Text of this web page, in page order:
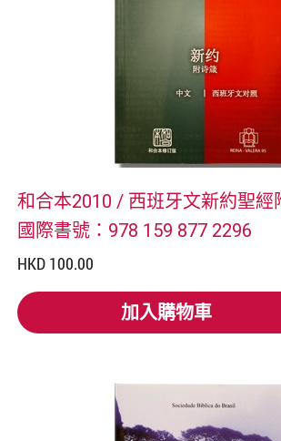
和合本2010 / 西班牙文新約聖經
國際書號：978 159 877 2296
HKD 100.00
加入購物車
加入購物車